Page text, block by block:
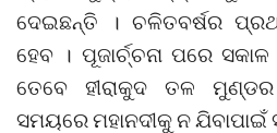
ଦେଇଛନ୍ତି । ଚଳିତବର୍ଷର
ହେବ । ପୂଜାର୍ଚ୍ଚନା ପରେ
ତେବେ ହୀରାକୁଦ ତଳ
ସମୟରେ ମହାନଦୀକୁ ନ